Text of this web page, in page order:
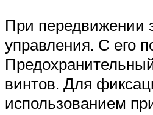
При передвижении
управления. С его
винтов. Для
использованием